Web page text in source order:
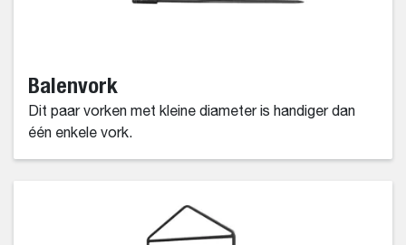
Balenvork
Dit paar vorken met kleine diameter is handiger dan
één enkele vork.